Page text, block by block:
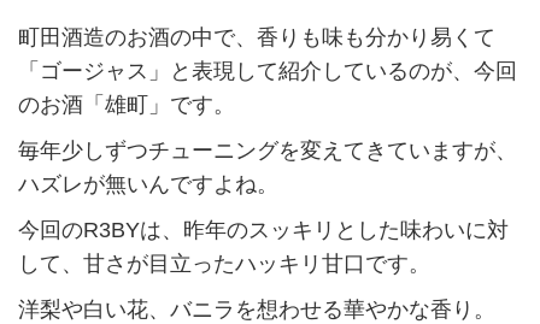
町田酒造のお酒の中で、香りも味も分かり易くて
「ゴージャス」と表現して紹介しているのが、今回
のお酒「雄町」です。
毎年少しずつチューニングを変えてきていますが、
ハズレが無いんですよね。
今回のR3BYは、昨年のスッキリとした味わいに対
して、甘さが目立ったハッキリ甘口です。
洋梨や白い花、バニラを想わせる華やかな香り。